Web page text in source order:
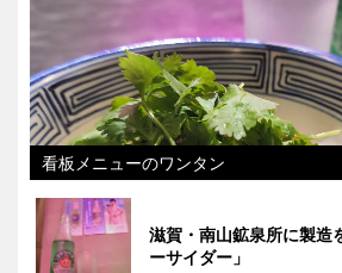
看板メニューのワンタン
滋賀・南山鉱泉所に製造
ーサイダー」